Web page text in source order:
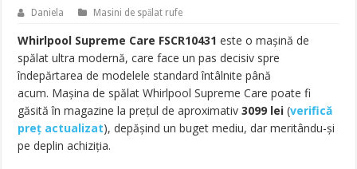
Daniela Masini de spălat rufe
Whirlpool Supreme Care FSCR10431 este o mașină de
spălat ultra modernă, care face un pas decisiv spre
îndepărtarea de modelele standard întâlnite până
acum. Mașina de spălat Whirlpool Supreme Care poate fi
găsită în magazine la prețul de aproximativ3099 lei(verifică
preț actualizat), depășind un buget mediu, dar meritându-și
pe deplin achiziția.